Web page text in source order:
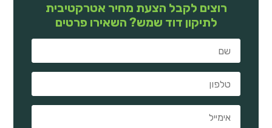
רוצים לקבל הצעת מחיר אטרקטיבית
לתיקון דוד שמש? השאירו פרטים